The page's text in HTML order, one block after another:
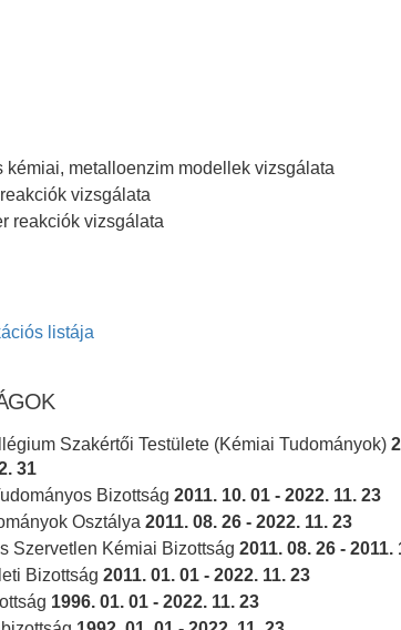
kémiai, metalloenzim modellek vizsgálata
vizsgálata
reakciók vizsgálata
listája
Szakértői Testülete (Kémiai Tudományok)
31
Bizottság 2011. 10. 01 - 2022. 11. 23
Osztálya 2011. 08. 26 - 2022. 11. 23
Szervetlen Kémiai Bizottság 2011. 08. 26 - 2011.
Bizottság 2011. 01. 01 - 2022. 11. 23
1996. 01. 01 - 2022. 11. 23